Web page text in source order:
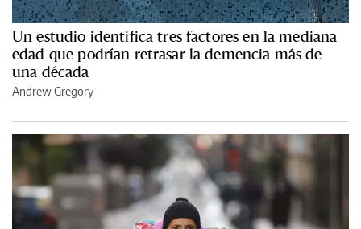
Un estudio identifica tres factores en la mediana
edad que podrían retrasar la demencia más de
una década
Andrew Gregory